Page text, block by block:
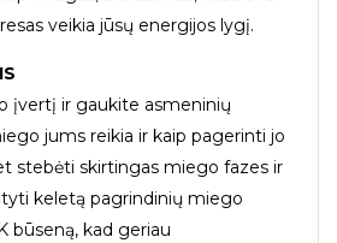
veikia jūsų energijos lygį.
įvertį ir gaukite asmeninių
jums reikia ir kaip pagerinti jo
stebėti skirtingas miego fazes ir
keletą pagrindinių miego
būseną, kad geriau